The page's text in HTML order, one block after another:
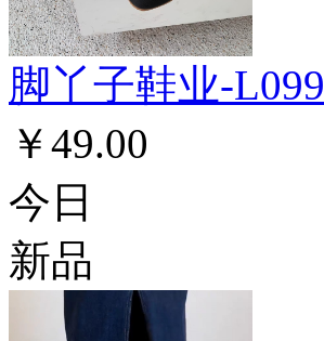
脚丫子鞋业-L099
￥49.00
今日
新品